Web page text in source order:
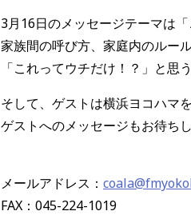
3月 16日のメッセージテーマは
家族間の呼び方、家庭内のルー
「これってウチだけ！？」と思
そして、ゲストは横浜ヨコハマ
ゲストへのメッセージもお待ち
メールアドレス：
FAX：045-224-1019